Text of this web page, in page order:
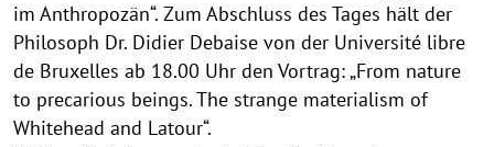
im Anthropozän“. Zum Abschluss des Tages hält der
Philosoph Dr. Didier Debaise von der Université libre
de Bruxelles ab 18.00 Uhr den Vortrag: „From nature
to precarious beings. The strange materialism of
Whitehead and Latour“.